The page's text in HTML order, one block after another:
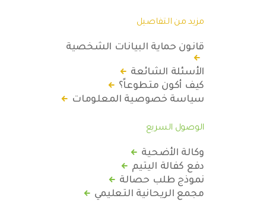
مزيد من التفاصيل
قانون حماية البيانات الشخصية
الأسئلة الشائعة
كيف أكون متطوعاً؟
سياسة خصوصية المعلومات
الوصول السريع
وكالة الأضحية
دفع كفالة اليتيم
نموذج طلب حصالة
مجمع الريحانية التعليمي